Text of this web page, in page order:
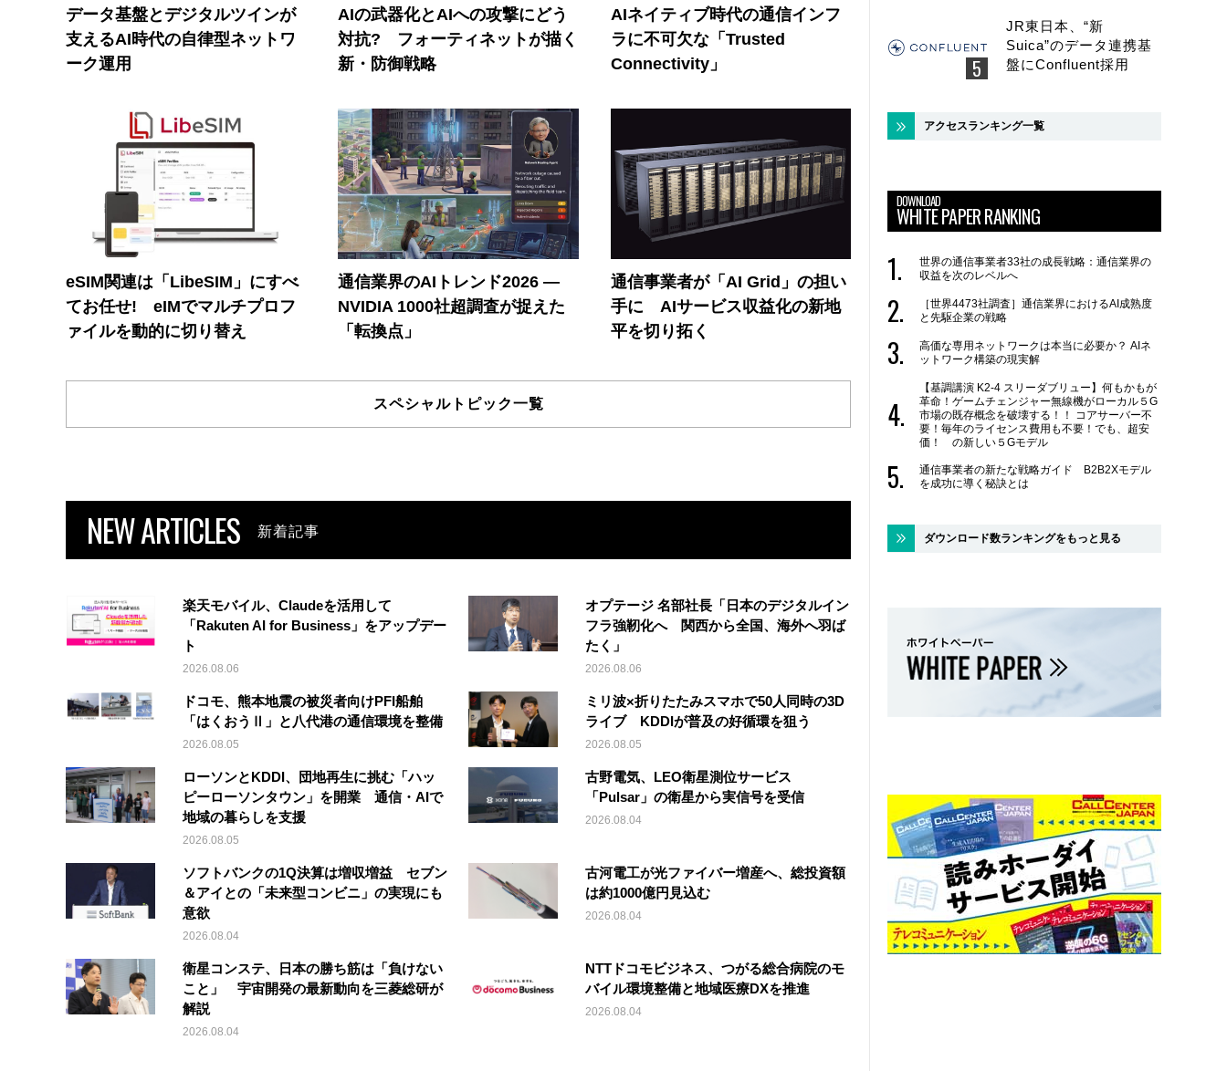
データ基盤とデジタルツインが
支えるAI時代の自律型ネットワ
ーク運用
AIの武器化とAIへの攻撃にどう
対抗? フォーティネットが描く
新・防御戦略
AIネイティブ時代の通信インフ
ラに不可欠な「Trusted
Connectivity」
eSIM関連は「LibeSIM」にすべ
てお任せ! eIMでマルチプロフ
ァイルを動的に切り替え
通信業界のAIトレンド2026 ―
NVIDIA 1000社超調査が捉えた
「転換点」
通信事業者が「AI Grid」の担い
手に AIサービス収益化の新地
平を切り拓く
スペシャルトピック一覧
NEW ARTICLES 新着記事
楽天モバイル、Claudeを活用して
「Rakuten AI for Business」をアップデー
ト
2026.08.06
オプテージ 名部社長「日本のデジタルイン
フラ強靭化へ 関西から全国、海外へ羽ば
たく」
2026.08.06
ドコモ、熊本地震の被災者向けPFI船舶
「はくおうⅡ」と八代港の通信環境を整備
2026.08.05
ミリ波×折りたたみスマホで50人同時の3D
ライブ KDDIが普及の好循環を狙う
2026.08.05
ローソンとKDDI、団地再生に挑む「ハッ
ピーローソンタウン」を開業 通信・AIで
地域の暮らしを支援
2026.08.05
古野電気、LEO衛星測位サービス
「Pulsar」の衛星から実信号を受信
2026.08.04
ソフトバンクの1Q決算は増収増益 セブン
＆アイとの「未来型コンビニ」の実現にも
意欲
2026.08.04
古河電工が光ファイバー増産へ、総投資額
は約1000億円見込む
2026.08.04
衛星コンステ、日本の勝ち筋は「負けない
こと」 宇宙開発の最新動向を三菱総研が
解説
2026.08.04
NTTドコモビジネス、つがる総合病院のモ
バイル環境整備と地域医療DXを推進
2026.08.04
JR東日本、“新
Suica”のデータ連携基
盤にConfluent採用
アクセスランキング一覧
DOWNLOAD
WHITE PAPER RANKING
世界の通信事業者33社の成長戦略：通信業界の
収益を次のレベルへ
［世界4473社調査］通信業界におけるAI成熟度
と先駆企業の戦略
高価な専用ネットワークは本当に必要か？ AIネ
ットワーク構築の現実解
【基調講演 K2-4 スリーダブリュー】何もかもが
革命！ゲームチェンジャー無線機がローカル５G
市場の既存概念を破壊する！！ コアサーバー不
要！毎年のライセンス費用も不要！でも、超安
価！ の新しい５Gモデル
通信事業者の新たな戦略ガイド B2B2Xモデル
を成功に導く秘訣とは
ダウンロード数ランキングをもっと見る